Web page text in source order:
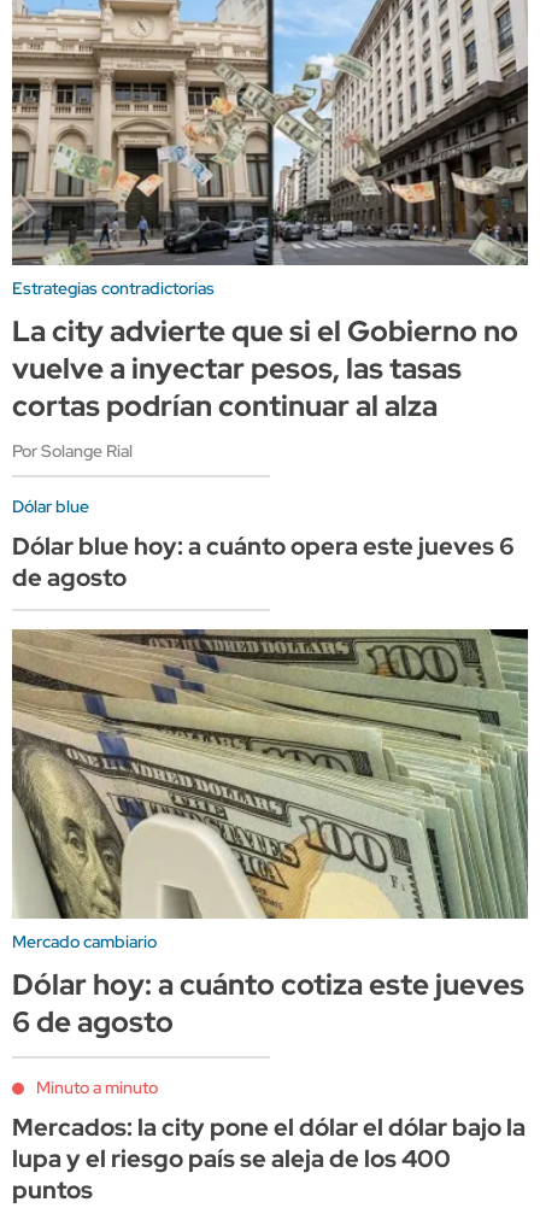
Estrategias contradictorias
La city advierte que si el Gobierno no
vuelve a inyectar pesos, las tasas
cortas podrían continuar al alza
Por Solange Rial
Dólar blue
Dólar blue hoy: a cuánto opera este jueves 6
de agosto
Mercado cambiario
Dólar hoy: a cuánto cotiza este jueves
6 de agosto
Minuto a minuto
Mercados: la city pone el dólar el dólar bajo la
lupa y el riesgo país se aleja de los 400
puntos